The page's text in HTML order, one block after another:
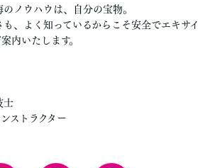
ノウハウは、自分の宝物。
、よく知っているからこそ安全でエキサイ
内いたします。
士
ストラクター